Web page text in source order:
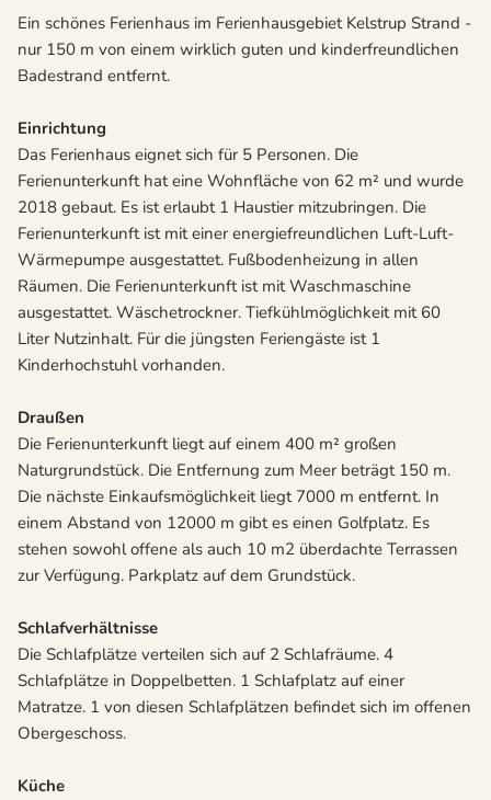
Ein schönes Ferienhaus im Ferienhausgebiet Kelstrup Strand -
nur 150 m von einem wirklich guten und kinderfreundlichen
Badestrand entfernt.
Einrichtung
Das Ferienhaus eignet sich für 5 Personen. Die
Ferienunterkunft hat eine Wohnfläche von 62 m² und wurde
2018 gebaut. Es ist erlaubt 1 Haustier mitzubringen. Die
Ferienunterkunft ist mit einer energiefreundlichen Luft-Luft-
Wärmepumpe ausgestattet. Fußbodenheizung in allen
Räumen. Die Ferienunterkunft ist mit Waschmaschine
ausgestattet. Wäschetrockner. Tiefkühlmöglichkeit mit 60
Liter Nutzinhalt. Für die jüngsten Feriengäste ist 1
Kinderhochstuhl vorhanden.
Draußen
Die Ferienunterkunft liegt auf einem 400 m² großen
Naturgrundstück. Die Entfernung zum Meer beträgt 150 m.
Die nächste Einkaufsmöglichkeit liegt 7000 m entfernt. In
einem Abstand von 12000 m gibt es einen Golfplatz. Es
stehen sowohl offene als auch 10 m2 überdachte Terrassen
zur Verfügung. Parkplatz auf dem Grundstück.
Schlafverhältnisse
Die Schlafplätze verteilen sich auf 2 Schlafräume. 4
Schlafplätze in Doppelbetten. 1 Schlafplatz auf einer
Matratze. 1 von diesen Schlafplätzen befindet sich im offenen
Obergeschoss.
Küche